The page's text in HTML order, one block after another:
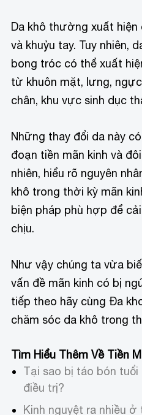
Da khô thường xuất
và khuỷu tay. Tuy nhiên,
bong tróc có thể xuất
từ khuôn mặt, lưng,
chân, khu vực sinh dục
Những thay đổi da này
đoạn tiền mãn kinh và
nhiên, hiểu rõ nguyên
khô trong thời kỳ mãn
biện pháp phù hợp để
chịu.
Như vậy chúng ta vừa
vấn đề mãn kinh có bị
tiếp theo hãy cùng Đa
chăm sóc da khô trong
Tìm Hiểu Thêm Về Tiền
Tại sao bị táo bón tuổi
điều trị?
Kinh nguyệt ra nhiều